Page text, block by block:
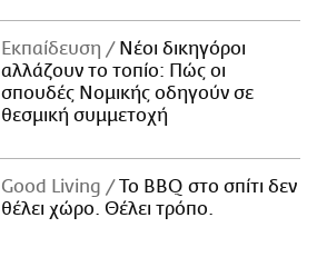
Εκπαίδευση
Νέοι δικηγόροι
αλλάζουν το τοπίο: Πώς οι
σπουδές Νομικής οδηγούν σε
θεσμική συμμετοχή
Good Living
Το BBQ στο σπίτι δεν
θέλει χώρο. Θέλει τρόπο.